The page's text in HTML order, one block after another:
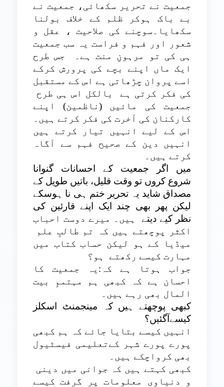
جمعیت نے تحریر سکھائی، جمعیت نے
بے باک ہوکر ظلم کے خلاف بولنا
سکھایا۔سوچنے کی صلاحیت ، عقل و
شعور اور فہم و فراست یہ سب جمعیت
ہی کی تو مرہونِ منت ہے۔
جس طرح
ایک ماں اپنے بچے کی پرورش کرکے
اسے پروان چڑھاتی ہے اس کے مستقبل
کی فکر کرتی ہے
بالکل اس ہی طرح
جمعیت کی مائیں (ناظمین) اپنے
کارکنان کی آخرت کی فکر کرتے ہیں۔
اس کے لیے انہیں تیار کرتے ہیں
انہیں دین کے صحیح فہم سے آگاہ
کرتے ہیں۔
میں اگر جمعیت کے احسانات گنوانا
شروع کروں تو وقت قلیل، باتیں طویل کے
مصداق شاید یہ تحریر ختم ہی نا ہوسکے
لیکن پھر بھی چند ایک اپنے قارئین کی
نظر کیے دیتے
ہیں۔ میرے دوست احباب
اکثر پوچھتے ہیں کہ تم طالبِ علم
میڈیا کے ہو لیکن حساب کتاب میں
مہارت کیسے رکھتے
ہو؟
جواب ہوتا ہے کہ:یہ جمعیت کا
احسان ہے کہ کبھی ہم مہتممِ بیت
المال بھی رہے ہیں۔
کبھی پوچھتے ہیں کہ مینجمنٹ اسکلز
کیسےآگئیں؟
انہیں کیسے بتایا جائے کہ ہم کبھی
پورے پورے شہر کےتعلیمی فیسٹیول
بھی کرواچکے ہیں۔
کبھی کہتے ہیں کہ جوانی میں دینی
و دنیاوی معلومات پر گرفت کیسے